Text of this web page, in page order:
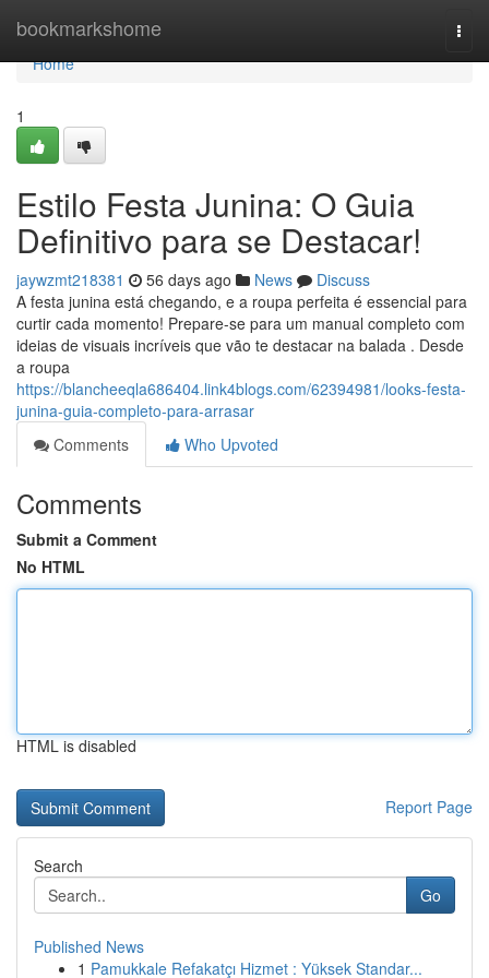
bookmarkshome
Home
Home
1
Estilo Festa Junina: O Guia
Definitivo para se Destacar!
jaywzmt218381 56 days ago News
Discuss
A festa junina está chegando, e a roupa perfeita é essencial para
curtir cada momento! Prepare-se para um manual completo com
ideias de visuais incríveis que vão te destacar na balada . Desde
a roupa
https://blancheeqla686404.link4blogs.com/62394981/looks-festa-
junina-guia-completo-para-arrasar
Comments
Who Upvoted
Comments
Submit a Comment
No HTML
HTML is disabled
Report Page
Search
Go
Published News
1 Pamukkale Refakatçı Hizmet : Yüksek Standar...